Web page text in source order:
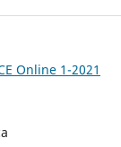
Online 1-2021